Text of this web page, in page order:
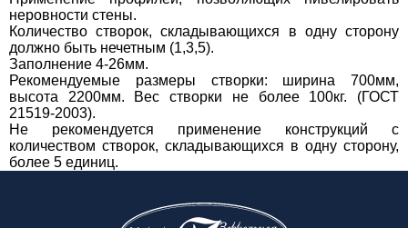
неровности стены.
Количество створок, складывающихся в одну сторону
должно быть нечетным (1,3,5).
Заполнение 4-26мм.
Рекомендуемые размеры створки: ширина 700мм,
высота 2200мм. Вес створки не более 100кг. (ГОСТ
21519-2003).
Не рекомендуется применение конструкций с
количеством створок, складывающихся в одну сторону,
более 5 единиц.